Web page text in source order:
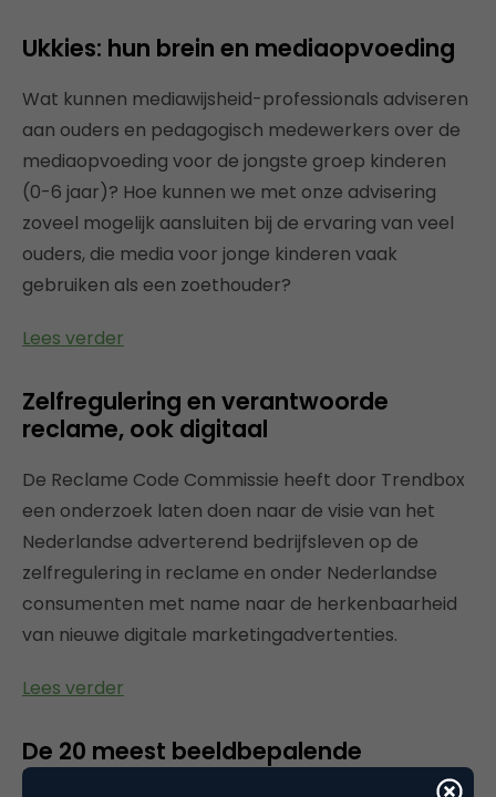
Ukkies: hun brein en mediaopvoeding
Wat kunnen mediawijsheid-professionals adviseren
aan ouders en pedagogisch medewerkers over de
mediaopvoeding voor de jongste groep kinderen
(0-6 jaar)? Hoe kunnen we met onze advisering
zoveel mogelijk aansluiten bij de ervaring van veel
ouders, die media voor jonge kinderen vaak
gebruiken als een zoethouder?
Lees verder
Zelfregulering en verantwoorde
reclame, ook digitaal
De Reclame Code Commissie heeft door Trendbox
een onderzoek laten doen naar de visie van het
Nederlandse adverterend bedrijfsleven op de
zelfregulering in reclame en onder Nederlandse
consumenten met name naar de herkenbaarheid
van nieuwe digitale marketingadvertenties.
Lees verder
De 20 meest beeldbepalende
Nederlandse video’s van het